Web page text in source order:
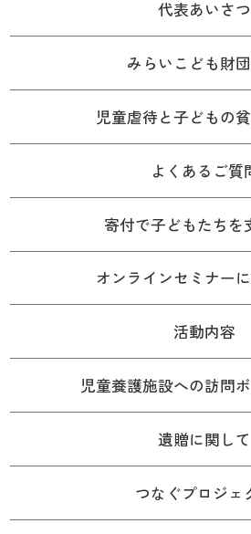
代表あいさつ
みらいこども財
児童虐待と子どもの
よくあるご質
寄付で子どもたちを
オンラインセミナー
活動内容
児童養護施設への訪問
遺贈に関して
つなぐプロジェ